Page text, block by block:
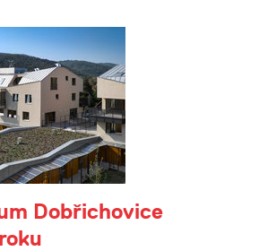
Dobřichovice